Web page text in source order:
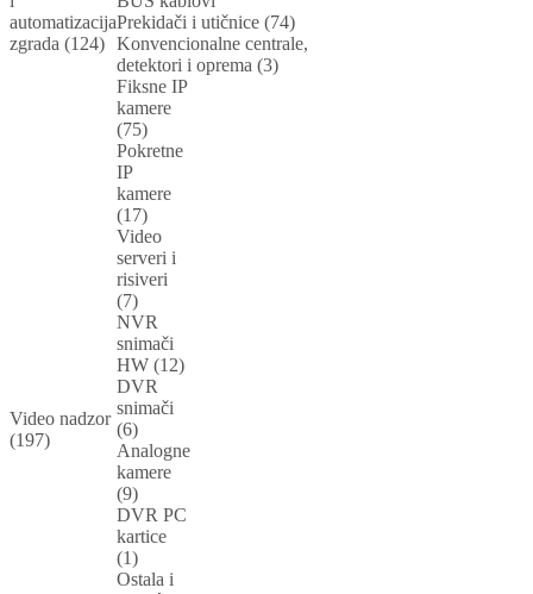
automatizacija
zgrada (124)
Prekidači i utičnice (74)
Konvencionalne centrale,
detektori i oprema (3)
Video nadzor
(197)
Fiksne IP
kamere
(75)
Pokretne
IP
kamere
(17)
Video
serveri i
risiveri
(7)
NVR
snimači
HW (12)
DVR
snimači
(6)
Analogne
kamere
(9)
DVR PC
kartice
(1)
Ostala i